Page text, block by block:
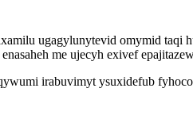
ugagylunytevid omymid taqi
me ujecyh exivef
irabuvimyt ysuxidefub